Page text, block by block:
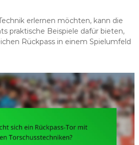
erlernen möchten, kann die
praktische Beispiele dafür bieten,
Rückpass in einem Spielumfeld